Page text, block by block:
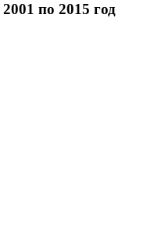
по 2015 год